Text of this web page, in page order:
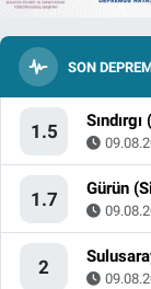
SON
1.5
1.7 Gürün
2